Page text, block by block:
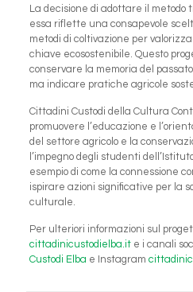
La decisione di adottare il metodo
essa riflette una consapevole
metodi di coltivazione per
chiave ecosostenibile. Questo
conservare la memoria del
ma indicare pratiche agricole
Cittadini Custodi della Cultura
promuovere l’educazione e
del settore agricolo e la
l’impegno degli studenti
esempio di come la connessione
ispirare azioni significative per la
culturale.
Per ulteriori informazioni sul
cittadinicustodielba.ite i canali
Custodi Elba e Instagram